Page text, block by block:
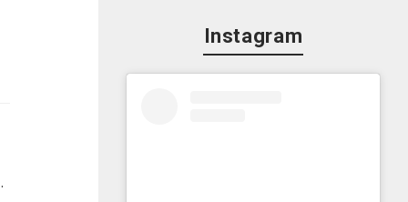
を放送いたしました。
Instagram